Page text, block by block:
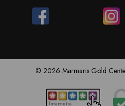
© 2026 Marmaris Gold